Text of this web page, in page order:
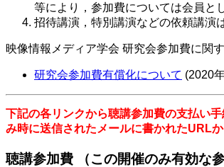
等により，参加費については会員と
招待講演，特別講演などの依頼講演
映像情報メディア学会 研究会参加費に関
研究会参加費有償化について (2020
下記の各リンクから聴講参加費の支払い
み時に送信されたメールに書かれたURL
聴講参加費 （この開催のみ有効な参